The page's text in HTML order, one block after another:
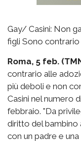
Gay/ Casini: Non
figli Sono
Roma, 5 feb.
contrario alle
più deboli e non
Casini nel numero
febbraio. "Da
diritto del bambino
con un padre e